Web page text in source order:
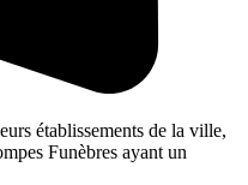
établissements de la ville,
Funèbres ayant un